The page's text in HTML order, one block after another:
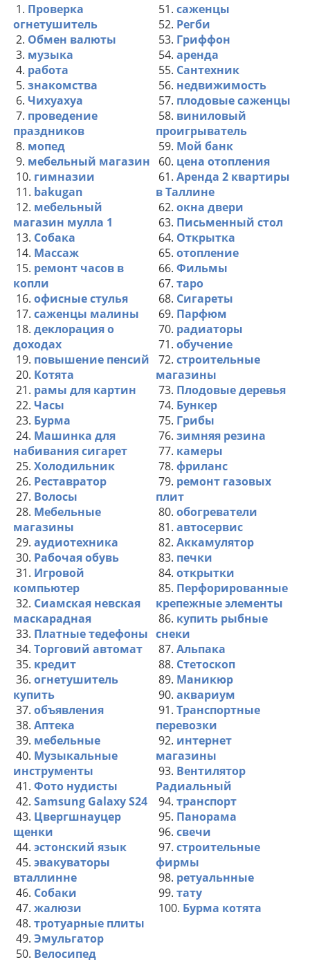
1. Проверка
огнетушитель
2. Обмен валюты
3. музыка
4. работа
5. знакомства
6. Чихуахуа
7. проведение
праздников
8. мопед
9. мебельный магазин
10. гимназии
11. bakugan
12. мебельный
магазин мулла 1
13. Собака
14. Массаж
15. ремонт часов в
копли
16. офисные стулья
17. саженцы малины
18. деклорация о
доходах
19. повышение пенсий
20. Котята
21. рамы для картин
22. Часы
23. Бурма
24. Машинка для
набивания сигарет
25. Холодильник
26. Реставратор
27. Волосы
28. Мебельные
магазины
29. аудиотехника
30. Рабочая обувь
31. Игровой
компьютер
32. Сиамская невская
маскарадная
33. Платные тедефоны
34. Торговий автомат
35. кредит
36. огнетушитель
купить
37. объявления
38. Аптека
39. мебельные
40. Музыкальные
инструменты
41. Фото нудисты
42. Samsung Galaxy S24
43. Цвергшнауцер
щенки
44. эстонский язык
45. эвакуваторы
вталлинне
46. Собаки
47. жалюзи
48. тротуарные плиты
49. Эмульгатор
50. Велосипед
51. саженцы
52. Регби
53. Гриффон
54. аренда
55. Сантехник
56. недвижимость
57. плодовые саженцы
58. виниловый
проигрыватель
59. Мой банк
60. цена отопления
61. Аренда 2 квартиры
в Таллине
62. окна двери
63. Письменный стол
64. Открытка
65. отопление
66. Фильмы
67. таро
68. Сигареты
69. Парфюм
70. радиаторы
71. обучение
72. строительные
магазины
73. Плодовые деревья
74. Бункер
75. Грибы
76. зимняя резина
77. камеры
78. фриланс
79. ремонт газовых
плит
80. обогреватели
81. автосервис
82. Аккамулятор
83. печки
84. открытки
85. Перфорированные
крепежные элементы
86. купить рыбные
снеки
87. Альпака
88. Стетоскоп
89. Маникюр
90. аквариум
91. Транспортные
перевозки
92. интернет
магазины
93. Вентилятор
Радиальный
94. транспорт
95. Панорама
96. свечи
97. строительные
фирмы
98. ретуальнные
99. тату
100. Бурма котята